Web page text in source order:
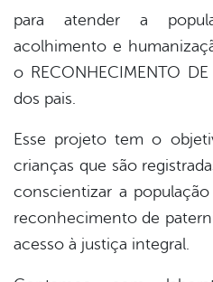
para atender a
acolhimento e
o RECONHECIMENTO
dos pais.
Esse projeto tem o
crianças que são
conscientizar a
reconhecimento de
acesso à justiça integral.